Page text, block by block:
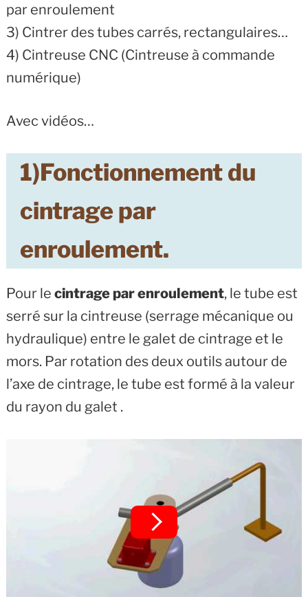
par enroulement
3) Cintrer des tubes carrés, rectangulaires…
4) Cintreuse CNC (Cintreuse à commande
numérique)
Avec vidéos…
1)Fonctionnement du
cintrage par
enroulement.
Pour le cintrage par enroulement, le tube est
serré sur la cintreuse (serrage mécanique ou
hydraulique) entre le galet de cintrage et le
mors. Par rotation des deux outils autour de
l’axe de cintrage, le tube est formé à la valeur
du rayon du galet .